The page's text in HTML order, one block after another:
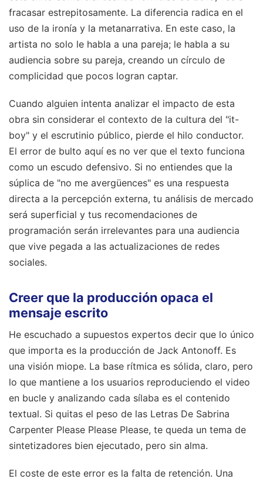
fracasar estrepitosamente. La diferencia radica en el
uso de la ironía y la metanarrativa. En este caso, la
artista no solo le habla a una pareja; le habla a su
audiencia sobre su pareja, creando un círculo de
complicidad que pocos logran captar.
Cuando alguien intenta analizar el impacto de esta
obra sin considerar el contexto de la cultura del "it-
boy" y el escrutinio público, pierde el hilo conductor.
El error de bulto aquí es no ver que el texto funciona
como un escudo defensivo. Si no entiendes que la
súplica de "no me avergüences" es una respuesta
directa a la percepción externa, tu análisis de mercado
será superficial y tus recomendaciones de
programación serán irrelevantes para una audiencia
que vive pegada a las actualizaciones de redes
sociales.
Creer que la producción opaca el
mensaje escrito
He escuchado a supuestos expertos decir que lo único
que importa es la producción de Jack Antonoff. Es
una visión miope. La base rítmica es sólida, claro, pero
lo que mantiene a los usuarios reproduciendo el video
en bucle y analizando cada sílaba es el contenido
textual. Si quitas el peso de las Letras De Sabrina
Carpenter Please Please Please, te queda un tema de
sintetizadores bien ejecutado, pero sin alma.
El coste de este error es la falta de retención. Una